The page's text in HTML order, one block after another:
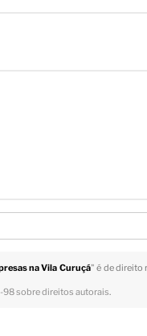
na Vila Curuçá" é de direito
98 sobre direitos autorais.